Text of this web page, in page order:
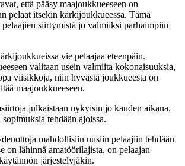
että pääsy maajoukkueeseen on
pelaat itsekin kärkijoukkueessa. Tämä
siirtymistä jo valmiiksi parhaimpiin
vie pelaajaa eteenpäin.
valitaan usein valmiita kokonaisuuksia,
viisikkoja, niin hyvästä joukkueesta on
maajoukkueeseen.
julkaistaan nykyisin jo kauden aikana.
tehdään ajoissa.
mahdollisiin uusiin pelaajiin tehdään
on lähinnä amatöörilajista, on pelaajan
järjestelyjäkin.